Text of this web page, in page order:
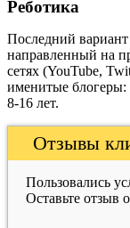
Реботика
Последний
направленный на
сетях (YouTube,
именитые блогеры:
8-16 лет.
Отзывы
Пользовались
Оставьте отзыв